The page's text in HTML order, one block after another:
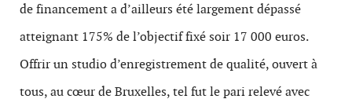
de financement a d’ailleurs été largement dépassé
atteignant 175% de l’objectif fixé soir 17 000 euros.
Offrir un studio d’enregistrement de qualité, ouvert à
tous, au cœur de Bruxelles, tel fut le pari relevé avec